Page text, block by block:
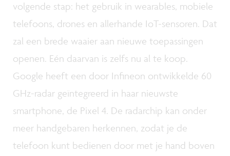
volgende stap: het gebruik in wearables, mobiele
telefoons, drones en allerhande IoT-sensoren. Dat
zal een brede waaier aan nieuwe toepassingen
openen. Eén daarvan is zelfs nu al te koop.
Google heeft een door Infineon ontwikkelde 60
GHz-radar geïntegreerd in haar nieuwste
smartphone, de Pixel 4. De radarchip kan onder
meer handgebaren herkennen, zodat je de
telefoon kunt bedienen door met je hand boven